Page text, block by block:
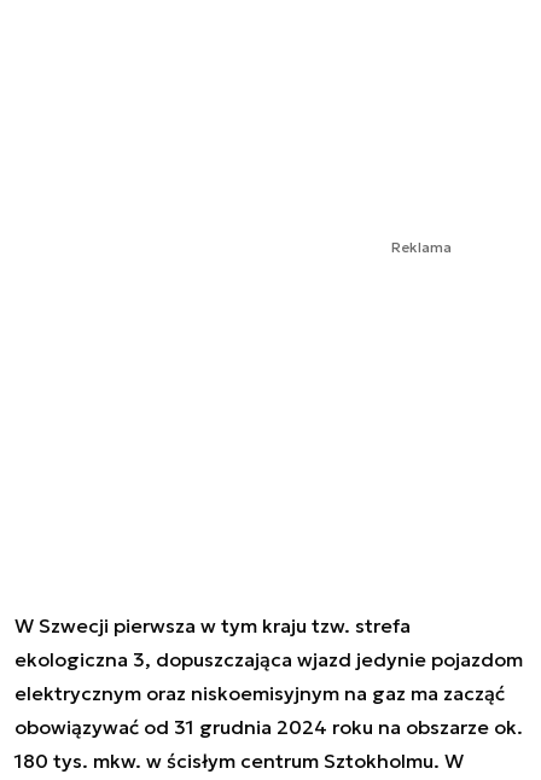
Reklama
W Szwecji pierwsza w tym kraju tzw. strefa
ekologiczna 3, dopuszczająca wjazd jedynie pojazdom
elektrycznym oraz niskoemisyjnym na gaz ma zacząć
obowiązywać od 31 grudnia 2024 roku na obszarze ok.
180 tys. mkw. w ścisłym centrum Sztokholmu. W